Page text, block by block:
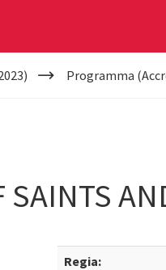
Programma
Regia: